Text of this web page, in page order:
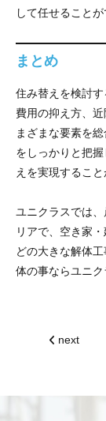
して任せることが
まとめ
住み替えを検討す
費用の抑え方、
まざまな要素を
をしっかりと把
えを実現すること
ユニクラスでは
リアで、空き家
どの大きな解体
体の事ならユニク
next